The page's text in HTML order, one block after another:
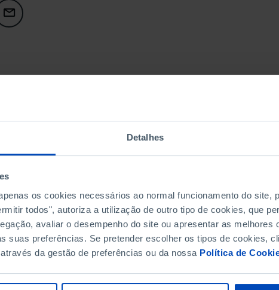
Detalhes
os cookies necessários ao normal funcionamento do site,
todos", autoriza a utilização de outro tipo de cookies, que
avaliar o desempenho do site ou apresentar as melhores
suas preferências. Se pretender escolher os tipos de cookies,
da gestão de preferências ou da nossa Política de
DATA DE FIM